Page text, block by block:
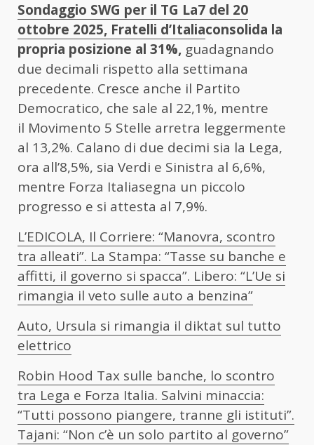
Sondaggio SWG per il TG La7 del 20
ottobre 2025, Fratelli d’Italiaconsolida la
propria posizione al 31%, guadagnando
due decimali rispetto alla settimana
precedente. Cresce anche il Partito
Democratico, che sale al 22,1%, mentre
il Movimento 5 Stelle arretra leggermente
al 13,2%. Calano di due decimi sia la Lega,
ora all’8,5%, sia Verdi e Sinistra al 6,6%,
mentre Forza Italiasegna un piccolo
progresso e si attesta al 7,9%.
L’EDICOLA, Il Corriere: “Manovra, scontro
tra alleati”. La Stampa: “Tasse su banche e
affitti, il governo si spacca”. Libero: “L’Ue si
rimangia il veto sulle auto a benzina”
Auto, Ursula si rimangia il diktat sul tutto
elettrico
Robin Hood Tax sulle banche, lo scontro
tra Lega e Forza Italia. Salvini minaccia:
“Tutti possono piangere, tranne gli istituti”.
Tajani: “Non c’è un solo partito al governo”